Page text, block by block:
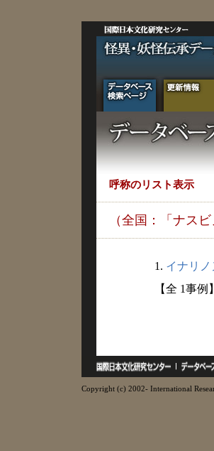
呼称のリスト表示
（全国：「ナス
1. イナリノ
【全 1事例】
Copyright (c) 2002- International